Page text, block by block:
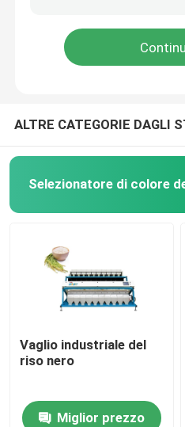
Selezionatore di colore
I chicchi di caffè colorano
selezionatore di colore
Selezionatore matto di
ALTRE CATEGORIE DAGLI
Selezionatore di colore
Vaglio industriale del
riso nero
Miglior prezzo